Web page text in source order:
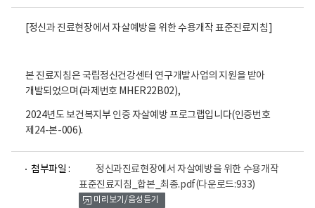
[정신과 진료현장에서 자살예방을 위한 수용개작 표준진료지침]
본 진료지침은 국립정신건강센터 연구개발사업의 지원을 받아
개발되었으며(과제번호 MHER22B02),
2024년도 보건복지부 인증 자살예방 프로그랩입니다(인증번호
제24-본-006).
첨부파일 :
정신과진료현장에서 자살예방을 위한 수용개작
표준진료지침_합본_최종.pdf(다운로드:933)
미리보기/음성듣기